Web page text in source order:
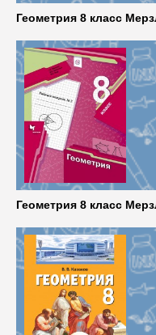
Геометрия 8 класс
Геометрия 8 класс